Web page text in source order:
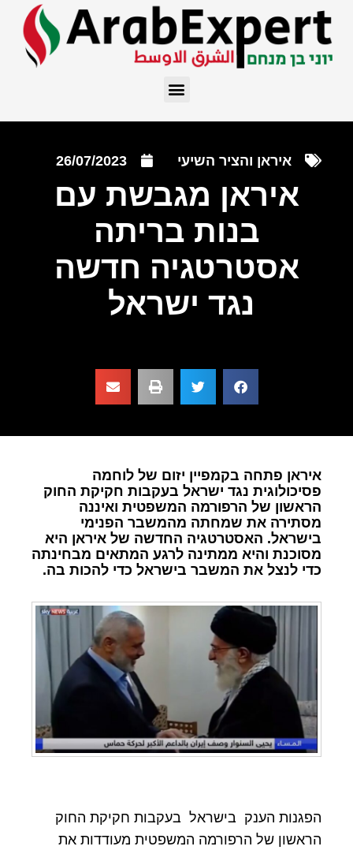
איראן והציר השיעי 26/07/2023
איראן מגבשת עם
בנות בריתה
אסטרטגיה חדשה
נגד ישראל
איראן פתחה בקמפיין יזום של לוחמה
פסיכולוגית נגד ישראל בעקבות חקיקת החוק
הראשון של הרפורמה המשפטית ואיננה
מסתירה את שמחתה מהמשבר הפנימי
בישראל. האסטרטגיה החדשה של איראן היא
מסוכנת והיא ממתינה לרגע המתאים מבחינתה
כדי לנצל את המשבר בישראל כדי להכות בה.
הפגנות הענק בישראל בעקבות חקיקת החוק
הראשון של הרפורמה המשפטית מעודדות את